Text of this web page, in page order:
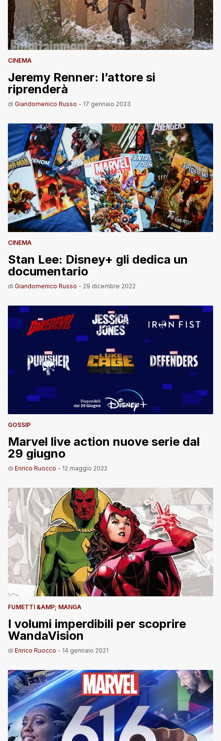
CINEMA
Jeremy Renner: l’attore si
riprenderà
di Giandomenico Russo - 17 gennaio 2023
CINEMA
Stan Lee: Disney+ gli dedica un
documentario
di Giandomenico Russo - 29 dicembre 2022
GOSSIP
Marvel live action nuove serie dal
29 giugno
di Enrico Ruocco - 12 maggio 2022
FUMETTI &AMP; MANGA
I volumi imperdibili per scoprire
WandaVision
di Enrico Ruocco - 14 gennaio 2021